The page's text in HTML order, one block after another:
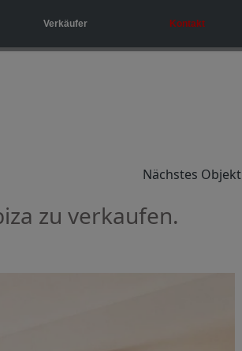
Verkäufer Kontakt
Nächstes Objekt
zu verkaufen.